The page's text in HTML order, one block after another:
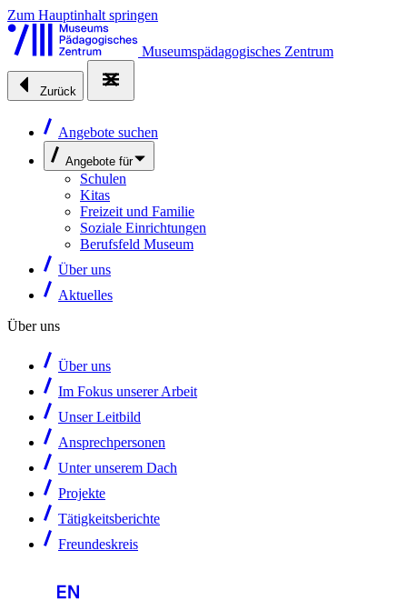
Zum Hauptinhalt springen
Museumspädagogisches Zentrum
Zurück
Angebote suchen
Angebote für
Schulen
Kitas
Freizeit und Familie
Soziale Einrichtungen
Berufsfeld Museum
Über uns
Aktuelles
Über uns
Über uns
Im Fokus unserer Arbeit
Unser Leitbild
Ansprechpersonen
Unter unserem Dach
Projekte
Tätigkeitsberichte
Freundeskreis